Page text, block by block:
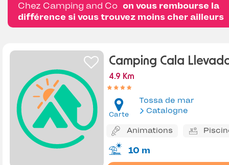
Chez Camping and Co on vous rembourse la
différence si vous trouvez moins cher ailleurs
Camping Cala
4.9 Km
Carte
Tossa de mar
Catalogne
Animations
10 m